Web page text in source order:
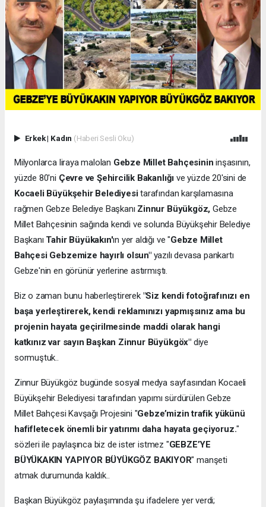
Erkek| Kadın (Haberi Sesli Oku)
Milyonlarca liraya malolan Gebze Millet Bahçesinin inşasının,
yüzde 80'ni Çevre ve Şehircilik Bakanlığı ve yüzde 20'sini de
Kocaeli Büyükşehir Belediyesitarafından karşılamasına
rağmen Gebze Belediye Başkanı Zinnur Büyükgöz, Gebze
Millet Bahçesinin sağında kendi ve solunda Büyükşehir Belediye
Başkanı Tahir Büyükakın'ın yer aldığı ve "Gebze Millet
Bahçesi Gebzemize hayırlı olsun"yazılı devasa pankartı
Gebze'nin en görünür yerlerine astırmıştı.
Biz o zaman bunu haberleştirerek "Siz kendi fotoğrafınızı en
başa yerleştirerek, kendi reklamınızı yapmışsınız ama bu
projenin hayata geçirilmesinde maddi olarak hangi
katkınız var sayın Başkan Zinnur Büyükgöx" diye
sormuştuk..
Zinnur Büyükgöz bugünde sosyal medya sayfasından Kocaeli
Büyükşehir Belediyesi tarafından yapımı sürdürülen Gebze
Millet Bahçesi Kavşağı Projesini "Gebze’mizin trafik yükünü
hafifletecek önemli bir yatırımı daha hayata geçiyoruz."
sözleri ile paylaşınca biz de ister istmez "GEBZE’YE
BÜYÜKAKIN YAPIYOR BÜYÜKGÖZ BAKIYOR" manşeti
atmak durumunda kaldık..
Başkan Büyükgöz paylaşımında şu ifadelere yer verdi;